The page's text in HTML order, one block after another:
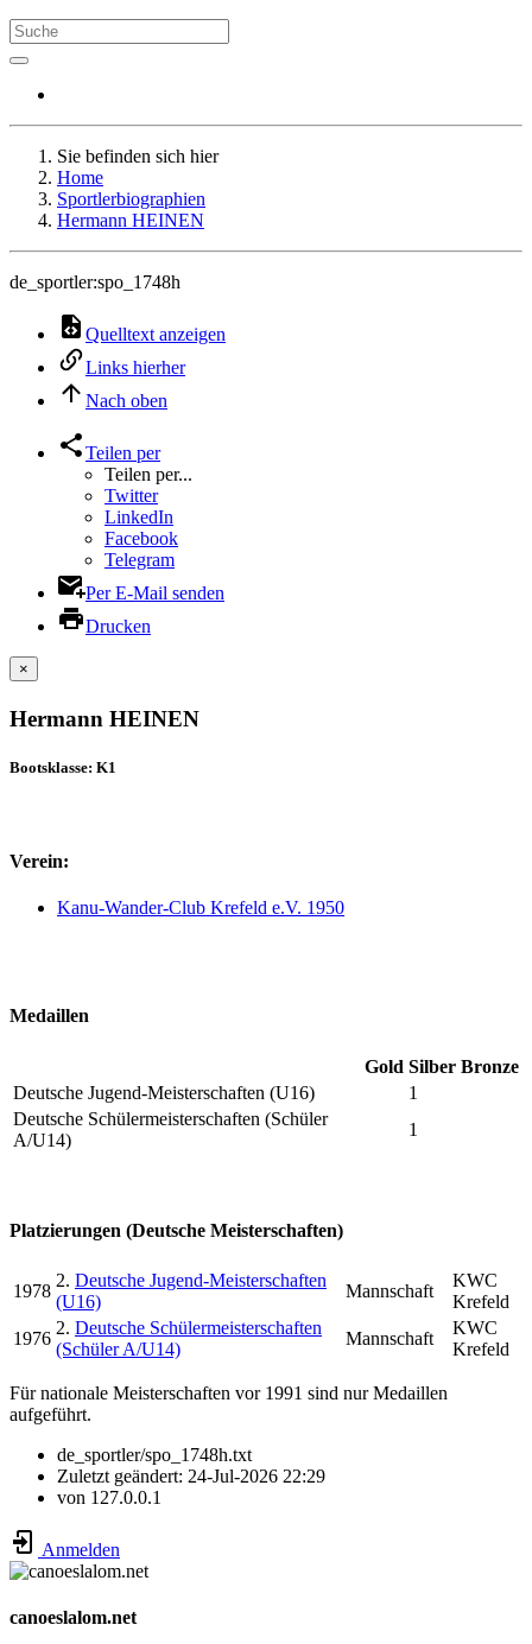
Sie befinden sich hier
Home
Sportlerbiographien
Hermann HEINEN
de_sportler:spo_1748h
Quelltext anzeigen
Links hierher
Nach oben
Teilen per
Teilen per...
Twitter
LinkedIn
Facebook
Telegram
Per E-Mail senden
Drucken
×
Hermann HEINEN
Bootsklasse: K1
Verein:
Kanu-Wander-Club Krefeld e.V. 1950
Medaillen
Gold Silber Bronze
Deutsche Jugend-Meisterschaften (U16)
1
Deutsche Schülermeisterschaften (Schüler
A/U14)
1
Platzierungen (Deutsche Meisterschaften)
1978
2. Deutsche Jugend-Meisterschaften
(U16)
Mannschaft
KWC
Krefeld
1976
2. Deutsche Schülermeisterschaften
(Schüler A/U14)
Mannschaft
KWC
Krefeld
Für nationale Meisterschaften vor 1991 sind nur Medaillen
aufgeführt.
de_sportler/spo_1748h.txt
Zuletzt geändert: 24-Jul-2026 22:29
von 127.0.0.1
Anmelden
canoeslalom.net